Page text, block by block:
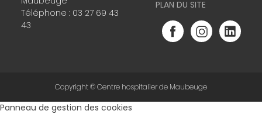
Téléphone : 03 27 69 43
43
PLAN DU SITE
Copyright © Centre hospitalier de Maubeuge
Panneau de gestion des cookies